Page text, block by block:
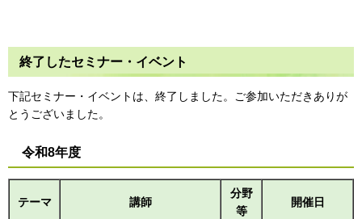
終了したセミナー・イベント
下記セミナー・イベントは、終了しました。ご参加いただきありが
とうございました。
令和8年度
テーマ 講師
分野
等
開催日